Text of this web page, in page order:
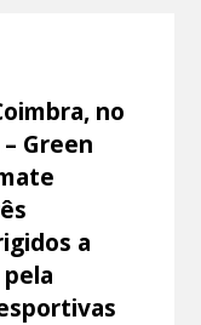
no
Green
a